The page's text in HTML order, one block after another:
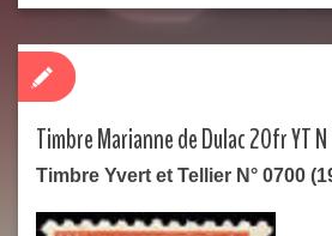
Timbre Marianne de Dulac 20fr YT
Timbre Yvert et Tellier N° 0700